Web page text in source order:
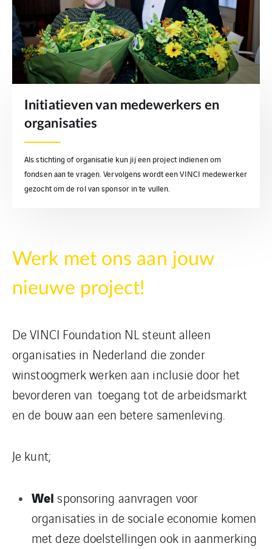
Initiatieven van medewerkers en
organisaties
Als stichting of organisatie kun jij een project indienen om
fondsen aan te vragen. Vervolgens wordt een VINCI medewerker
gezocht om de rol van sponsor in te vullen.
Werk met ons aan jouw
nieuwe project!
De VINCI Foundation NL steunt alleen
organisaties in Nederland die zonder
winstoogmerk werken aan inclusie door het
bevorderen van toegang tot de arbeidsmarkt
en de bouw aan een betere samenleving.
Je kunt;
Wel sponsoring aanvragen voor
organisaties in de sociale economie komen
met deze doelstellingen ook in aanmerking